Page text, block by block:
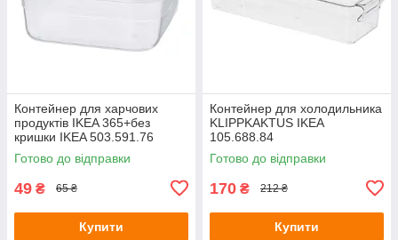
Контейнер для харчових
продуктів IKEA 365+без
кришки IKEA 503.591.76
Готово до відправки
49 ₴ 65 ₴
Купити
Контейнер для холодильника
KLIPPKAKTUS IKEA
105.688.84
Готово до відправки
170 ₴ 212 ₴
Купити